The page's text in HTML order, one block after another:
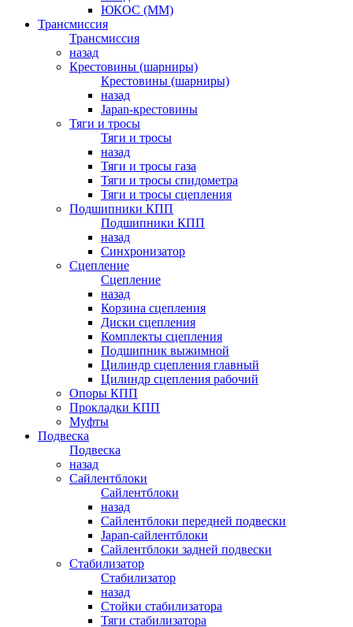
ЮКОС (ММ)
Трансмиссия
Трансмиссия
назад
Крестовины (шарниры)
Крестовины (шарниры)
назад
Japan-крестовины
Тяги и тросы
Тяги и тросы
назад
Тяги и тросы газа
Тяги и тросы спидометра
Тяги и тросы сцепления
Подшипники КПП
Подшипники КПП
назад
Синхронизатор
Сцепление
Сцепление
назад
Корзина сцепления
Диски сцепления
Комплекты сцепления
Подшипник выжимной
Цилиндр сцепления главный
Цилиндр сцепления рабочий
Опоры КПП
Прокладки КПП
Муфты
Подвеска
Подвеска
назад
Сайлентблоки
Сайлентблоки
назад
Сайлентблоки передней подвески
Japan-сайлентблоки
Сайлентблоки задней подвески
Стабилизатор
Стабилизатор
назад
Стойки стабилизатора
Тяги стабилизатора